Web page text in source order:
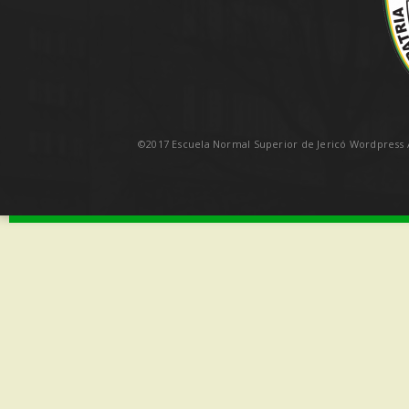
©2017 Escuela Normal Superior de Jericó